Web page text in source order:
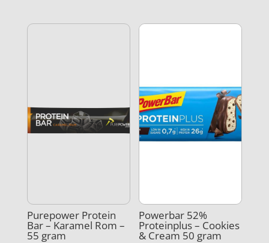
Purepower Protein
Bar – Karamel Rom –
55 gram
Powerbar 52%
Proteinplus – Cookies
& Cream 50 gram